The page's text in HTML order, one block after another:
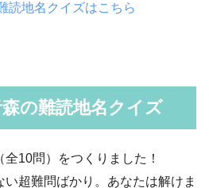
読地名クイズはこちら
森の難読地名クイズ
全10問）をつくりました！
超難問ばかり。あなたは解けま